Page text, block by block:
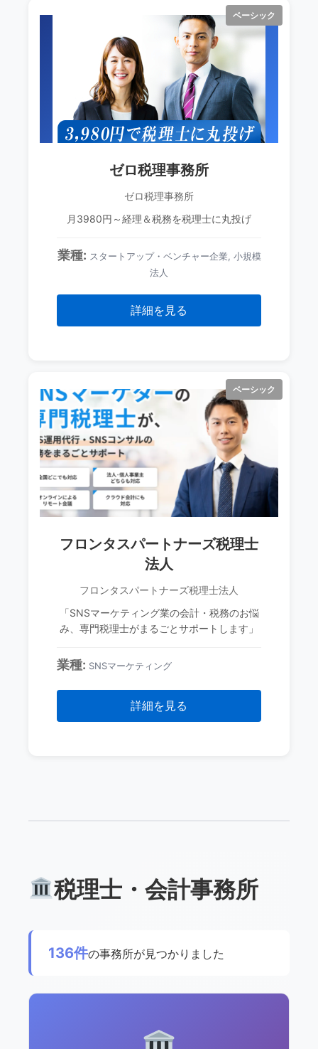
ベーシック
ゼロ税理事務所
ゼロ税理事務所
月3980円～経理＆税務を税理士に丸投げ
業種: スタートアップ・ベンチャー企業, 小規模
法人
詳細を見る
ベーシック
フロンタスパートナーズ税理士
法人
フロンタスパートナーズ税理士法人
「SNSマーケティング業の会計・税務のお悩
み、専門税理士がまるごとサポートします」
業種: SNSマーケティング
詳細を見る
税理士・会計事務所
136件の事務所が見つかりました